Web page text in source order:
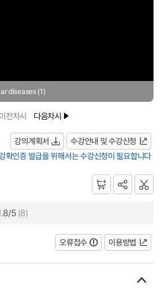
diseases (1)
이전차시 다음차시
강의계획서
수강안내 및 수강신청
확인증 발급을 위해서는 수강신청이 필요합니다
5 (8)
오류접수 이용방법